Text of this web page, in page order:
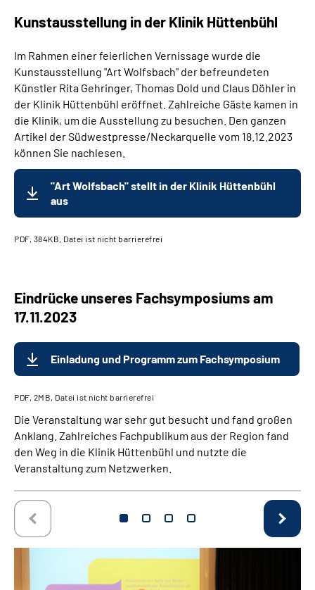
Kunstausstellung in der Klinik Hüttenbühl
Im Rahmen einer feierlichen Vernissage wurde die
Kunstausstellung "Art Wolfsbach" der befreundeten
Künstler Rita Gehringer, Thomas Dold und Claus Döhler in
der Klinik Hüttenbühl eröffnet. Zahlreiche Gäste kamen in
die Klinik, um die Ausstellung zu besuchen. Den ganzen
Artikel der Südwestpresse/Neckarquelle vom 18.12.2023
können Sie nachlesen.
"Art Wolfsbach" stellt in der Klinik Hüttenbühl
aus
PDF, 384KB, Datei ist nicht barrierefrei
Eindrücke unseres Fachsymposiums am
17.11.2023
Einladung und Programm zum Fachsymposium
PDF, 2MB, Datei ist nicht barrierefrei
Die Veranstaltung war sehr gut besucht und fand großen
Anklang. Zahlreiches Fachpublikum aus der Region fand
den Weg in die Klinik Hüttenbühl und nutzte die
Veranstaltung zum Netzwerken.